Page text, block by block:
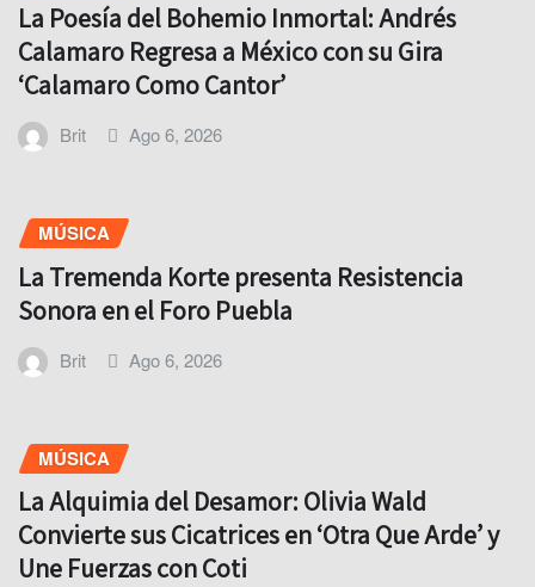
La Poesía del Bohemio Inmortal: Andrés
Calamaro Regresa a México con su Gira
‘Calamaro Como Cantor’
Brit Ago 6, 2026
MÚSICA
La Tremenda Korte presenta Resistencia
Sonora en el Foro Puebla
Brit Ago 6, 2026
MÚSICA
La Alquimia del Desamor: Olivia Wald
Convierte sus Cicatrices en ‘Otra Que Arde’ y
Une Fuerzas con Coti